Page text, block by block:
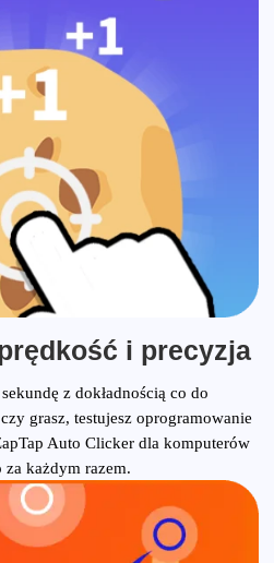
i precyzja
z dokładnością co do
grasz, testujesz oprogramowanie
Auto Clicker dla komputerów
za każdym razem.